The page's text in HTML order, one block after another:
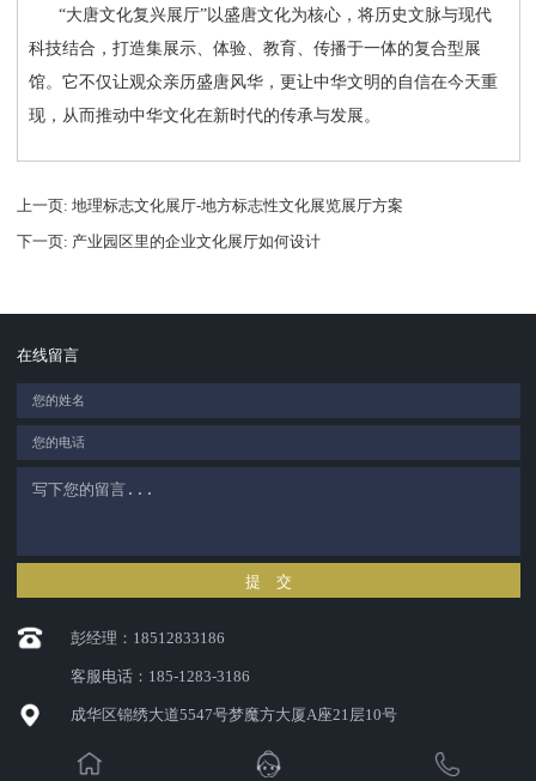
“大唐文化复兴展厅”以盛唐文化为核心，将历史文脉与现代
科技结合，打造集展示、体验、教育、传播于一体的复合型展
馆。它不仅让观众亲历盛唐风华，更让中华文明的自信在今天重
现，从而推动中华文化在新时代的传承与发展。
上一页 : 地理标志文化展厅-地方标志性文化展览展厅方案
下一页 : 产业园区里的企业文化展厅如何设计
在线留言
提 交
彭经理：18512833186
客服电话：185-1283-3186
成华区锦绣大道5547号梦魔方大厦A座21层10号
449665650@qq.com